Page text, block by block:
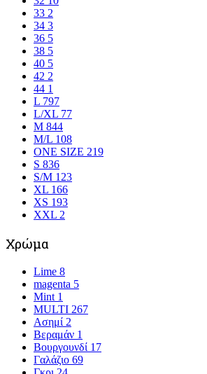
33 2
34 3
36 5
38 5
40 5
42 2
44 1
L 797
L/XL 77
M 844
M/L 108
ONE SIZE 219
S 836
S/M 123
XL 166
XS 193
XXL 2
Χρώμα
Lime 8
magenta 5
Mint 1
MULTI 267
Ασημί 2
Βεραμάν 1
Βουργουνδί 17
Γαλάζιο 69